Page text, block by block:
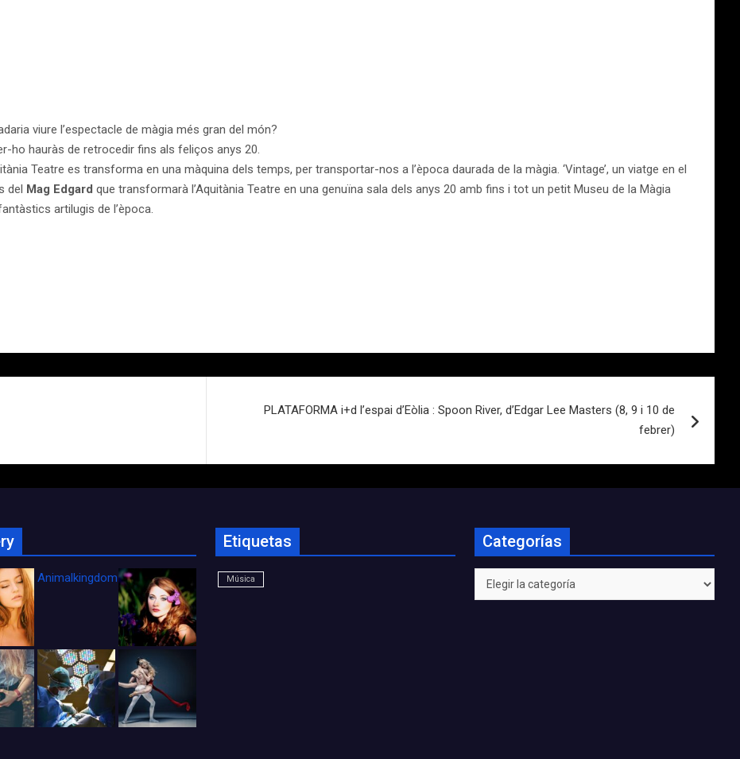
viure l’espectacle de màgia més gran del món?
ho hauràs de retrocedir fins als feliços anys 20.
Teatre es transforma en una màquina dels temps, per transportar-nos a l’època daurada de la màgia. ‘Vintage’, un viatge en el
del Mag Edgard que transformarà l’Aquitània Teatre en una genuïna sala dels anys 20 amb fins i tot un petit Museu de la Màgia
artilugis de l’època.
PLATAFORMA i+d l’espai d’Eòlia : Spoon River, d’Edgar Lee Masters (8, 9 i 10 de
febrer)
Animalkingdom_FichaCine
Etiquetas
Música
Categorías
Categorías